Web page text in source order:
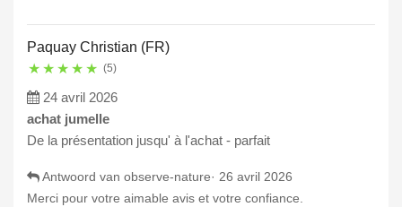
Paquay Christian (FR)
★ ★ ★ ★ ★ (5)
24 avril 2026
achat jumelle
De la présentation jusqu' à l'achat - parfait
Antwoord van observe-nature· 26 avril 2026
Merci pour votre aimable avis et votre confiance.